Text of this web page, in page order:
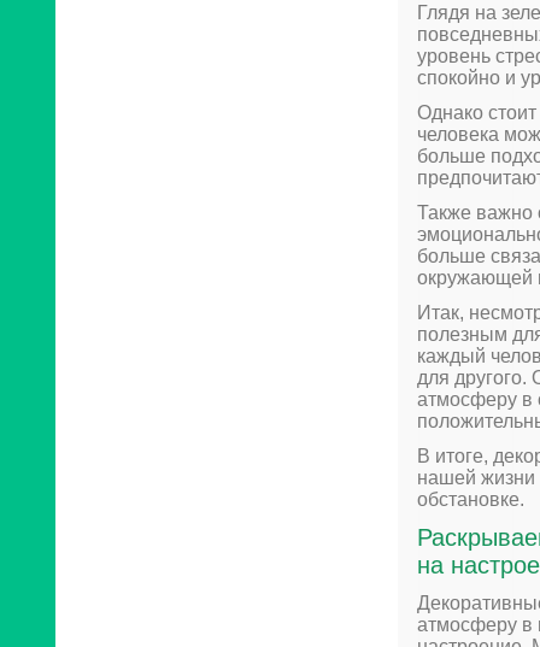
Глядя на
уровень
спокойно и
Однако
человека
больше
Также важно
больше
окружающей
Итак,
полезным
каждый
для другого.
атмосферу в
В итоге,
нашей жизни
обстановке.
на
атмосферу в